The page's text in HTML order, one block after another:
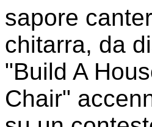
sapore
chitarra, da
"Build A
Chair"